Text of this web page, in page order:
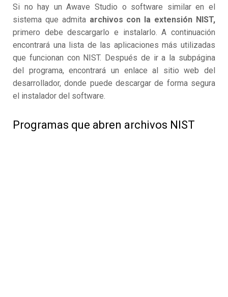
Si no hay un Awave Studio o software similar en el
sistema que admita archivos con la extensión NIST,
primero debe descargarlo e instalarlo. A continuación
encontrará una lista de las aplicaciones más utilizadas
que funcionan con NIST. Después de ir a la subpágina
del programa, encontrará un enlace al sitio web del
desarrollador, donde puede descargar de forma segura
el instalador del software.
Programas que abren archivos NIST